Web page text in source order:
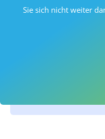
Sie sich nicht weiter